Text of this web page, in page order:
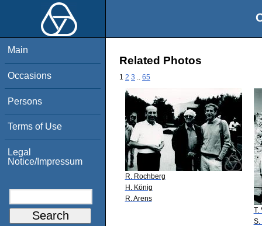
Main
Occasions
Persons
Terms of Use
Legal
Notice/Impressum
Related Photos
1 2 3 65
R. Rochberg
H. König
R. Arens
T.
S.